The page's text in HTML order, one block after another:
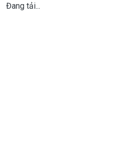
Đang tải...